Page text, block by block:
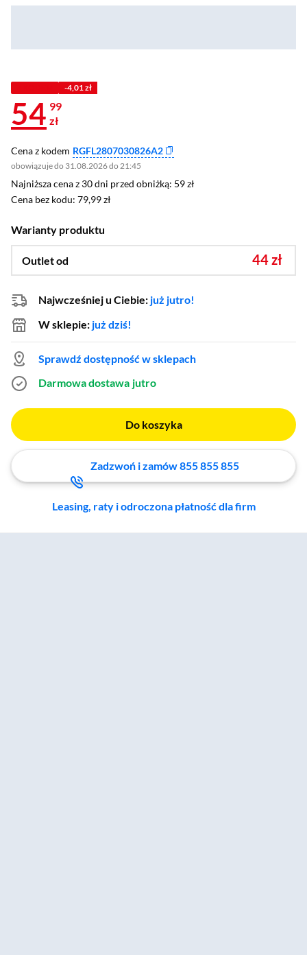
-4,01 zł
54 99
zł
Cena z kodem RGFL2807030826A2
obowiązuje do 31.08.2026 do 21:45
Najniższa cena z 30 dni przed obniżką: 59 zł
Najniższa cena z 30 dni przed obniżką: 59 zł
Cena bez kodu: 79,99 zł
Cena bez kodu: 79,99 zł
Warianty produktu
Outlet od 44 zł
Najwcześniej u Ciebie: już jutro!
W sklepie: już dziś!
Sprawdź dostępność w sklepach
Darmowa dostawa jutro
Do koszyka
Zadzwoń i zamów 855 855 855
Leasing, raty i odroczona płatność dla firm